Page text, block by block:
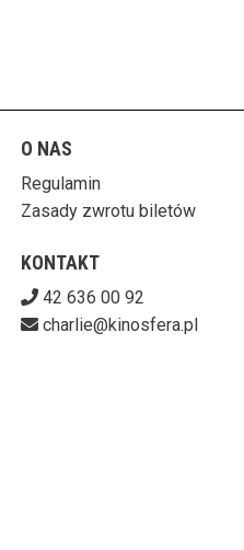
O NAS
Regulamin
Zasady zwrotu biletów
KONTAKT
42 636 00 92
charlie@kinosfera.pl